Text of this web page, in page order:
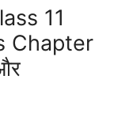
11
Chapter